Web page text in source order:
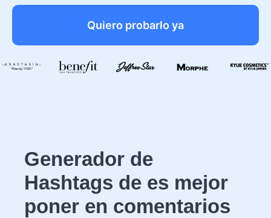
Quiero probarlo ya
Generador de
Hashtags de es mejor
poner en comentarios